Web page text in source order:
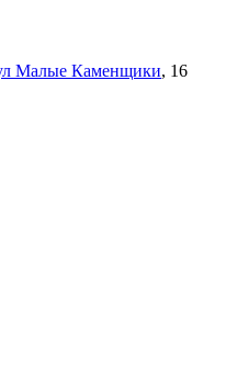
Малые Каменщики, 16